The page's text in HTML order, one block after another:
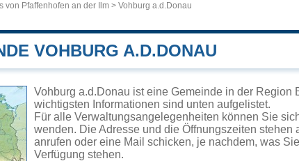
von Pfaffenhofen an der Ilm > Vohburg a.d.Donau
VOHBURG A.D.DONAU
Vohburg a.d.Donau ist eine Gemeinde in der
wichtigsten Informationen sind unten aufgelistet.
Für alle Verwaltungsangelegenheiten können Sie
wenden. Die Adresse und die Öffnungszeiten
anrufen oder eine Mail schicken, je nachdem, was
Verfügung stehen.